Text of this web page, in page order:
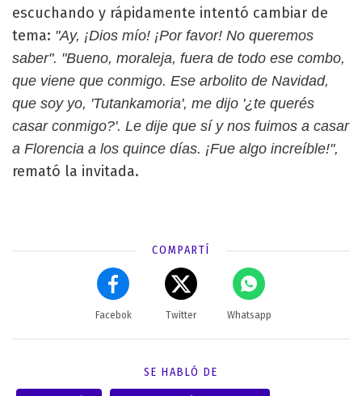
escuchando y rápidamente intentó cambiar de
tema: "Ay, ¡Dios mío! ¡Por favor! No queremos
saber". "Bueno, moraleja, fuera de todo ese combo,
que viene que conmigo. Ese arbolito de Navidad,
que soy yo, 'Tutankamoria', me dijo '¿te querés
casar conmigo?'. Le dije que sí y nos fuimos a casar
a Florencia a los quince días. ¡Fue algo increíble!",
remató la invitada.
COMPARTÍ
Facebok Twitter Whatsapp
SE HABLÓ DE